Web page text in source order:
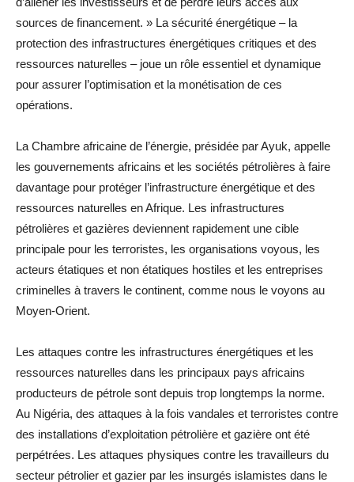
sources de financement. » La sécurité énergétique – la
protection des infrastructures énergétiques critiques et des
ressources naturelles – joue un rôle essentiel et dynamique
pour assurer l’optimisation et la monétisation de ces
opérations.
La Chambre africaine de l’énergie, présidée par Ayuk, appelle
les gouvernements africains et les sociétés pétrolières à faire
davantage pour protéger l’infrastructure énergétique et des
ressources naturelles en Afrique. Les infrastructures
pétrolières et gazières deviennent rapidement une cible
principale pour les terroristes, les organisations voyous, les
acteurs étatiques et non étatiques hostiles et les entreprises
criminelles à travers le continent, comme nous le voyons au
Moyen-Orient.
Les attaques contre les infrastructures énergétiques et les
ressources naturelles dans les principaux pays africains
producteurs de pétrole sont depuis trop longtemps la norme.
Au Nigéria, des attaques à la fois vandales et terroristes contre
des installations d’exploitation pétrolière et gazière ont été
perpétrées. Les attaques physiques contre les travailleurs du
secteur pétrolier et gazier par les insurgés islamistes dans le